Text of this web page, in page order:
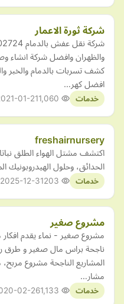
شركة ثورة الاعمار
والظهران وافضل شركة انشاء
كشف تسربات بالدمام والخبر
افضل كهر…
خدمات 01-21
freshairnursery
اكتشف مشتل الهواء الطلق
الحدائق، وحلول الهيدروبونيك
خدمات 2025-12-31
مشروع صغير
مشروع صغير - نماء يقدم
ناجحة براس مال صغير و طرق
المشاريع الناجحة مشروع
مشار…
خدمات 02-26